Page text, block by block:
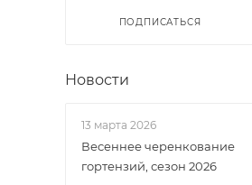
ПОДПИСАТЬСЯ
Новости
13 марта 2026
Весеннее черенкование
гортензий, сезон 2026